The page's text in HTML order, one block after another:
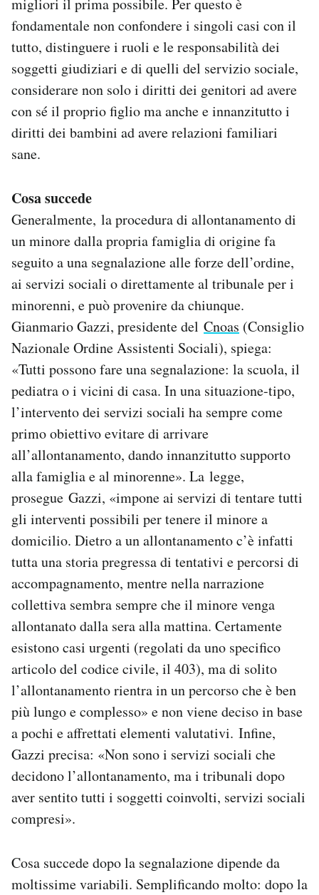
migliori il prima possibile. Per questo è
fondamentale non confondere i singoli casi con il
tutto, distinguere i ruoli e le responsabilità dei
soggetti giudiziari e di quelli del servizio sociale,
considerare non solo i diritti dei genitori ad avere
con sé il proprio figlio ma anche e innanzitutto i
diritti dei bambini ad avere relazioni familiari
sane.
Cosa succede
Generalmente, la procedura di allontanamento di
un minore dalla propria famiglia di origine fa
seguito a una segnalazione alle forze dell’ordine,
ai servizi sociali o direttamente al tribunale per i
minorenni, e può provenire da chiunque.
Gianmario Gazzi, presidente del Cnoas (Consiglio
Nazionale Ordine Assistenti Sociali), spiega:
«Tutti possono fare una segnalazione: la scuola, il
pediatra o i vicini di casa. In una situazione-tipo,
l’intervento dei servizi sociali ha sempre come
primo obiettivo evitare di arrivare
all’allontanamento, dando innanzitutto supporto
alla famiglia e al minorenne». La legge,
prosegue Gazzi, «impone ai servizi di tentare tutti
gli interventi possibili per tenere il minore a
domicilio. Dietro a un allontanamento c’è infatti
tutta una storia pregressa di tentativi e percorsi di
accompagnamento, mentre nella narrazione
collettiva sembra sempre che il minore venga
allontanato dalla sera alla mattina. Certamente
esistono casi urgenti (regolati da uno specifico
articolo del codice civile, il 403), ma di solito
l’allontanamento rientra in un percorso che è ben
più lungo e complesso» e non viene deciso in base
a pochi e affrettati elementi valutativi. Infine,
Gazzi precisa: «Non sono i servizi sociali che
decidono l’allontanamento, ma i tribunali dopo
aver sentito tutti i soggetti coinvolti, servizi sociali
compresi».
Cosa succede dopo la segnalazione dipende da
moltissime variabili. Semplificando molto: dopo la